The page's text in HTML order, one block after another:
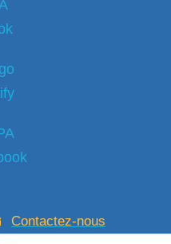
Contactez-nous